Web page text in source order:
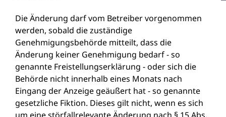
Die Änderung darf vom Betreiber vorgenommen
werden, sobald die zuständige
Genehmigungsbehörde mitteilt, dass die
Änderung keiner Genehmigung bedarf - so
genannte Freistellungserklärung - oder sich die
Behörde nicht innerhalb eines Monats nach
Eingang der Anzeige geäußert hat - so genannte
gesetzliche Fiktion. Dieses gilt nicht, wenn es sich